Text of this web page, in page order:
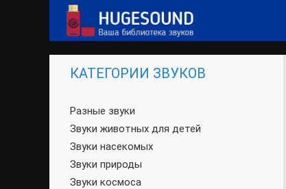
КАТЕГОРИИ ЗВУКОВ
Разные звуки
Звуки животных для детей
Звуки насекомых
Звуки природы
Звуки космоса